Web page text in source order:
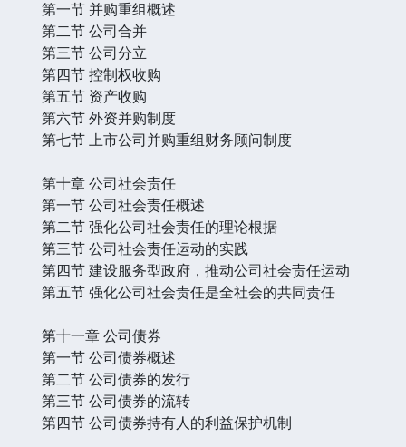
第一节 并购重组概述
第二节 公司合并
第三节 公司分立
第四节 控制权收购
第五节 资产收购
第六节 外资并购制度
第七节 上市公司并购重组财务顾问制度
第十章 公司社会责任
第一节 公司社会责任概述
第二节 强化公司社会责任的理论根据
第三节 公司社会责任运动的实践
第四节 建设服务型政府，推动公司社会责任运动
第五节 强化公司社会责任是全社会的共同责任
第十一章 公司债券
第一节 公司债券概述
第二节 公司债券的发行
第三节 公司债券的流转
第四节 公司债券持有人的利益保护机制